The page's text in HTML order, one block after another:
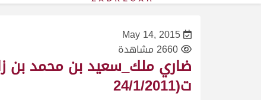
May 14, 2015
2660 مشاهدة
ت(24/1/2011